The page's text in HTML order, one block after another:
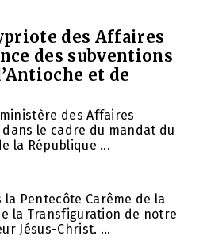
des Affaires
des subventions
et de
des Affaires
le cadre du mandat du
la République ...
Pentecôte Carême de la
la Transfiguration de notre
Jésus-Christ. ...